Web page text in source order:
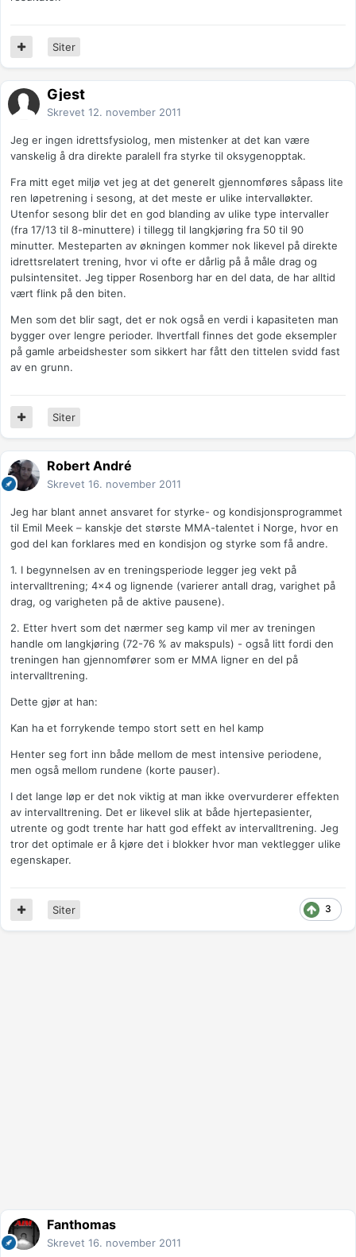
Siter
Gjest
Skrevet 12. november 2011
Jeg er ingen idrettsfysiolog, men mistenker at det kan være
vanskelig å dra direkte paralell fra styrke til oksygenopptak.
Fra mitt eget miljø vet jeg at det generelt gjennomføres såpass lite
ren løpetrening i sesong, at det meste er ulike intervalløkter.
Utenfor sesong blir det en god blanding av ulike type intervaller
(fra 17/13 til 8-minuttere) i tillegg til langkjøring fra 50 til 90
minutter. Mesteparten av økningen kommer nok likevel på direkte
idrettsrelatert trening, hvor vi ofte er dårlig på å måle drag og
pulsintensitet. Jeg tipper Rosenborg har en del data, de har alltid
vært flink på den biten.
Men som det blir sagt, det er nok også en verdi i kapasiteten man
bygger over lengre perioder. Ihvertfall finnes det gode eksempler
på gamle arbeidshester som sikkert har fått den tittelen svidd fast
av en grunn.
Siter
Robert André
Skrevet 16. november 2011
Jeg har blant annet ansvaret for styrke- og kondisjonsprogrammet
til Emil Meek – kanskje det største MMA-talentet i Norge, hvor en
god del kan forklares med en kondisjon og styrke som få andre.
1. I begynnelsen av en treningsperiode legger jeg vekt på
intervalltrening; 4x4 og lignende (varierer antall drag, varighet på
drag, og varigheten på de aktive pausene).
2. Etter hvert som det nærmer seg kamp vil mer av treningen
handle om langkjøring (72-76 % av makspuls) - også litt fordi den
treningen han gjennomfører som er MMA ligner en del på
intervalltrening.
Dette gjør at han:
Kan ha et forrykende tempo stort sett en hel kamp
Henter seg fort inn både mellom de mest intensive periodene,
men også mellom rundene (korte pauser).
I det lange løp er det nok viktig at man ikke overvurderer effekten
av intervalltrening. Det er likevel slik at både hjertepasienter,
utrente og godt trente har hatt god effekt av intervalltrening. Jeg
tror det optimale er å kjøre det i blokker hvor man vektlegger ulike
egenskaper.
3
Siter
Fanthomas
Skrevet 16. november 2011